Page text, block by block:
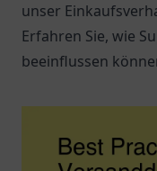
unser
Erfahren Sie, wie
beeinflussen